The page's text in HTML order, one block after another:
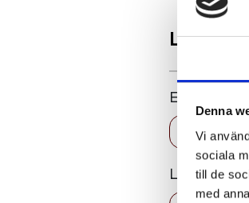
Denna
Vi
sociala
till de
med
Logga in
E-post
Lösenord